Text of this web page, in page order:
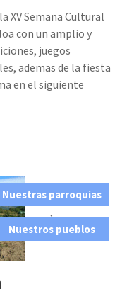
XV Semana Cultural
con un amplio y
juegos
ademas de la fiesta
en el siguiente
Nuestras parroquias
,
Nuestros pueblos